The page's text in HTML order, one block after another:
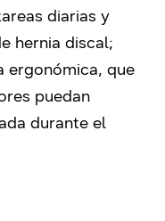
diarias y
hernia discal;
ergonómica, que
puedan
durante el